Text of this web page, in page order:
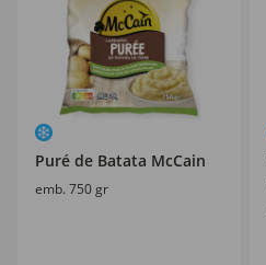
Puré de Batata McCain
emb. 750 gr